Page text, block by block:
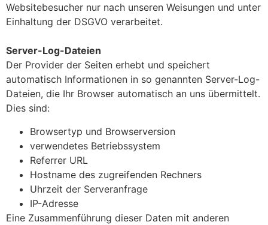
Websitebesucher nur nach unseren Weisungen und unter
Einhaltung der DSGVO verarbeitet.
Server-Log-Dateien
Der Provider der Seiten erhebt und speichert
automatisch Informationen in so genannten Server-Log-
Dateien, die Ihr Browser automatisch an uns übermittelt.
Dies sind:
Browsertyp und Browserversion
verwendetes Betriebssystem
Referrer URL
Hostname des zugreifenden Rechners
Uhrzeit der Serveranfrage
IP-Adresse
Eine Zusammenführung dieser Daten mit anderen